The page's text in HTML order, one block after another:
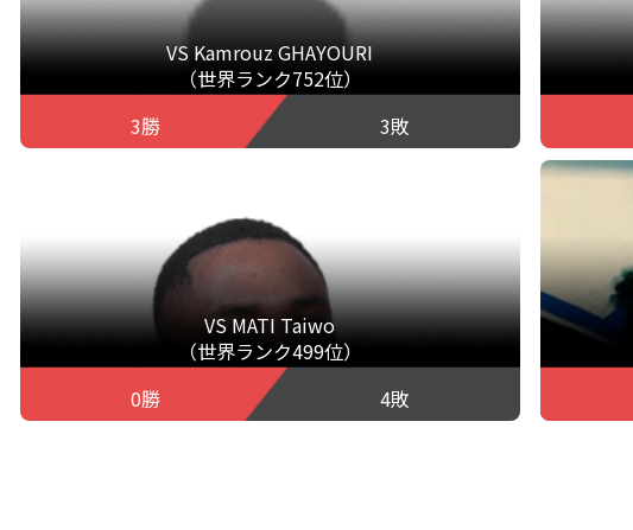
VS Kamrouz GHAYOURI
（世界ランク752位）
3勝
3敗
VS MATI Taiwo
（世界ランク499位）
0勝
4敗